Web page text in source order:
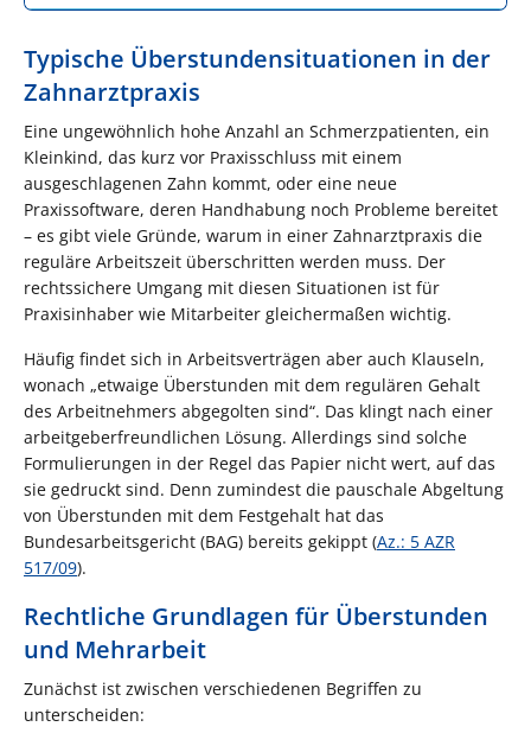
Typische Überstundensituationen in der
Zahnarztpraxis
Eine ungewöhnlich hohe Anzahl an Schmerzpatienten, ein
Kleinkind, das kurz vor Praxisschluss mit einem
ausgeschlagenen Zahn kommt, oder eine neue
Praxissoftware, deren Handhabung noch Probleme bereitet
– es gibt viele Gründe, warum in einer Zahnarztpraxis die
reguläre Arbeitszeit überschritten werden muss. Der
rechtssichere Umgang mit diesen Situationen ist für
Praxisinhaber wie Mitarbeiter gleichermaßen wichtig.
Häufig findet sich in Arbeitsverträgen aber auch Klauseln,
wonach „etwaige Überstunden mit dem regulären Gehalt
des Arbeitnehmers abgegolten sind“. Das klingt nach einer
arbeitgeberfreundlichen Lösung. Allerdings sind solche
Formulierungen in der Regel das Papier nicht wert, auf das
sie gedruckt sind. Denn zumindest die pauschale Abgeltung
von Überstunden mit dem Festgehalt hat das
Bundesarbeitsgericht (BAG) bereits gekippt (Az.: 5 AZR
517/09).
Rechtliche Grundlagen für Überstunden
und Mehrarbeit
Zunächst ist zwischen verschiedenen Begriffen zu
unterscheiden: